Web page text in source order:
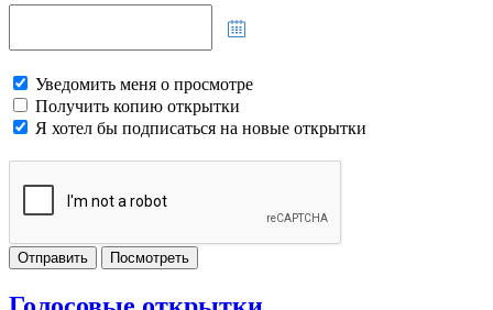
Уведомить меня о просмотре
Получить копию открытки
Я хотел бы подписаться на новые открытки
Отправить Посмотреть